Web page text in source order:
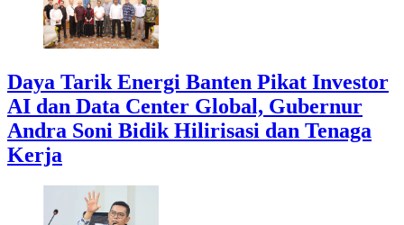
Daya Tarik Energi Banten Pikat Investor
AI dan Data Center Global, Gubernur
Andra Soni Bidik Hilirisasi dan Tenaga
Kerja